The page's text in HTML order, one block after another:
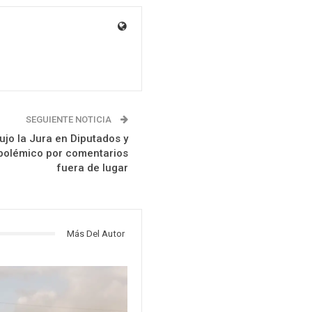
SEGUIENTE NOTICIA
la Jura en Diputados y
por comentarios
fuera de lugar
Más Del Autor